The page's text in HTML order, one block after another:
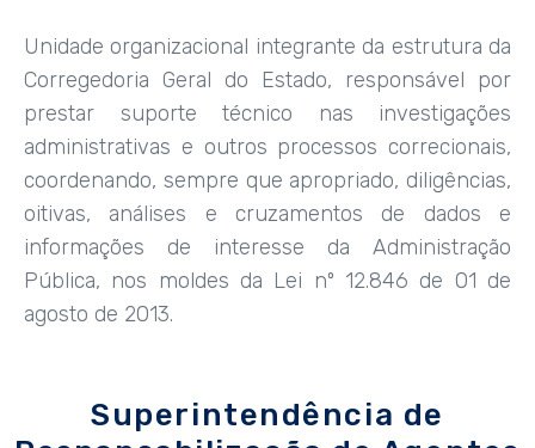
Unidade organizacional integrante da estrutura da
Corregedoria Geral do Estado, responsável por
prestar suporte técnico nas investigações
administrativas e outros processos correcionais,
coordenando, sempre que apropriado, diligências,
oitivas, análises e cruzamentos de dados e
informações de interesse da Administração
Pública, nos moldes da Lei nº 12.846 de 01 de
agosto de 2013.
Superintendência de